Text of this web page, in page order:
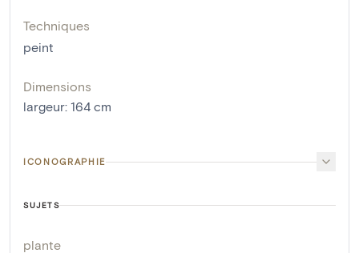
Techniques
peint
Dimensions
largeur: 164 cm
ICONOGRAPHIE
SUJETS
plante